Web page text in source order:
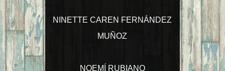
NINETTE CAREN FERNÁNDEZ
MUÑOZ
NOEMÍ RUBIANO